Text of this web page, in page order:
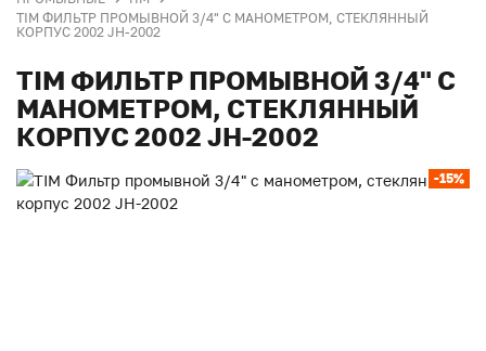
TIM ФИЛЬТР ПРОМЫВНОЙ 3/4" С МАНОМЕТРОМ, СТЕКЛЯННЫЙ
КОРПУС 2002 JH-2002
TIM ФИЛЬТР ПРОМЫВНОЙ 3/4" С
МАНОМЕТРОМ, СТЕКЛЯННЫЙ
КОРПУС 2002 JH-2002
-15%